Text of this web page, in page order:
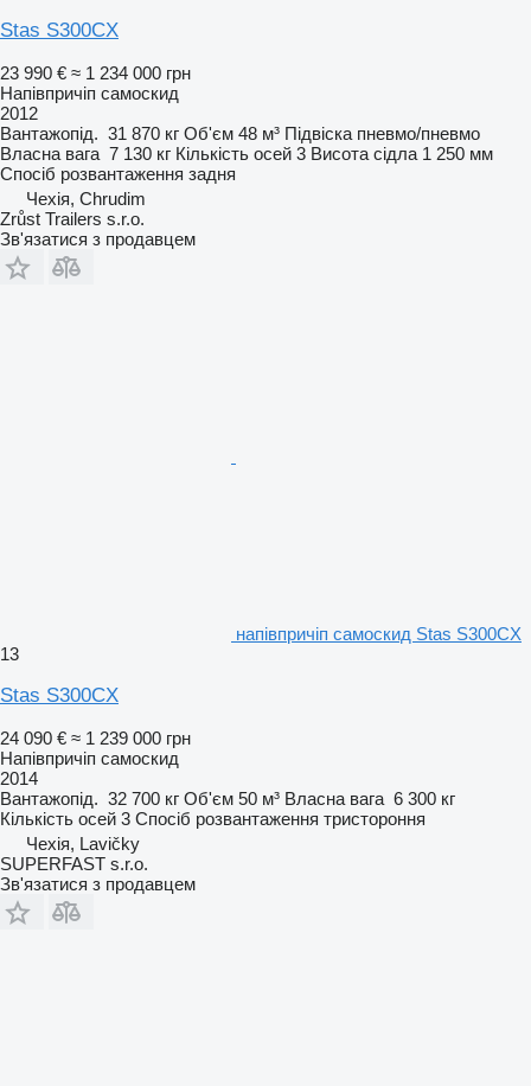
Stas S300CX
23 990 € ≈ 1 234 000 грн
Напівпричіп самоскид
2012
Вантажопід. 31 870 кг Об'єм 48 м³ Підвіска пневмо/пневмо
Власна вага 7 130 кг Кількість осей 3 Висота сідла 1 250 мм
Спосіб розвантаження задня
Чехія, Chrudim
Zrůst Trailers s.r.o.
Зв'язатися з продавцем
напівпричіп самоскид Stas S300CX
13
Stas S300CX
24 090 € ≈ 1 239 000 грн
Напівпричіп самоскид
2014
Вантажопід. 32 700 кг Об'єм 50 м³ Власна вага 6 300 кг
Кількість осей 3 Спосіб розвантаження тристороння
Чехія, Lavičky
SUPERFAST s.r.o.
Зв'язатися з продавцем